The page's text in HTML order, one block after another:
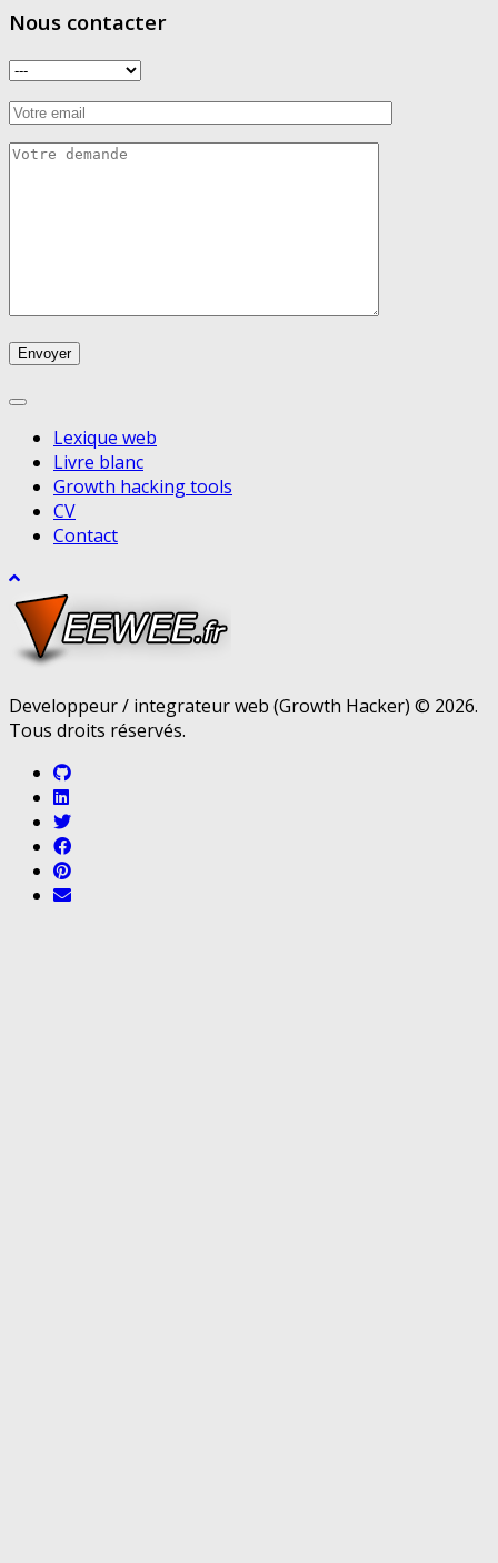
Nous contacter
Lexique web
Livre blanc
Growth hacking tools
CV
Contact
Developpeur / integrateur web (Growth Hacker) © 2026.
Tous droits réservés.